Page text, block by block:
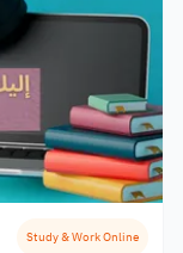
Study & Work Online